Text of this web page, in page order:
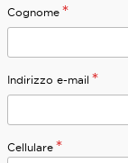
Cognome *
Indirizzo e-mail *
Cellulare *